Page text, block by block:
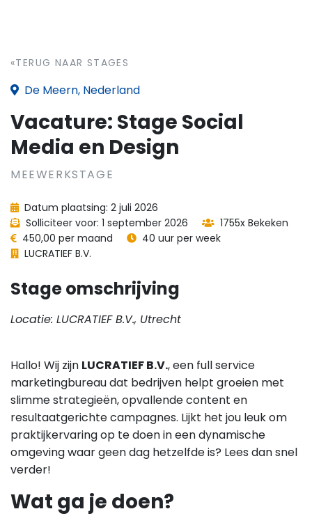
«TERUG NAAR STAGES
De Meern, Nederland
Vacature: Stage Social
Media en Design
MEEWERKSTAGE
Datum plaatsing: 2 juli 2026
Solliciteer voor: 1 september 2026
1755x Bekeken
450,00 per maand
40 uur per week
LUCRATIEF B.V.
Stage omschrijving
Locatie: LUCRATIEF B.V., Utrecht
Hallo! Wij zijn LUCRATIEF B.V., een full service
marketingbureau dat bedrijven helpt groeien met
slimme strategieën, opvallende content en
resultaatgerichte campagnes. Lijkt het jou leuk om
praktijkervaring op te doen in een dynamische
omgeving waar geen dag hetzelfde is? Lees dan snel
verder!
Wat ga je doen?